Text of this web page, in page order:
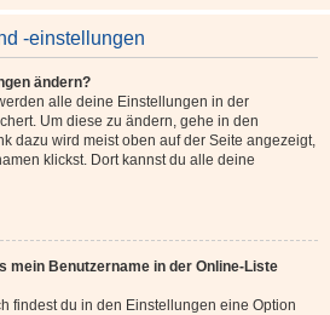
-einstellungen
ändern?
alle deine Einstellungen in der
Um diese zu ändern, gehe in den
dazu wird meist oben auf der Seite angezeigt,
klickst. Dort kannst du alle deine
mein Benutzername in der Online-Liste
findest du in den Einstellungen eine Option